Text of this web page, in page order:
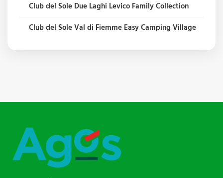
Club del Sole Due Laghi Levico Family Collection
Club del Sole Val di Fiemme Easy Camping Village